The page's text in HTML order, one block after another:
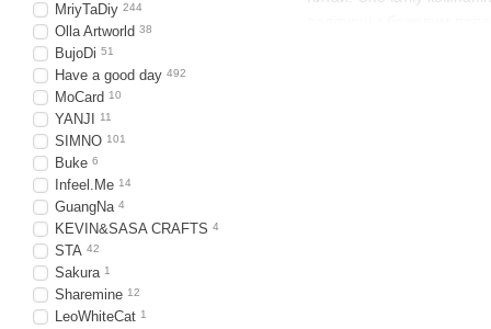
MriyTaDiy 244
Olla Artworld 38
BujoDi 51
Have a good day 492
MoCard 10
YANJI 11
SIMNO 101
Buke 6
Infeel.Me 14
GuangNa 4
KEVIN&SASA CRAFTS 4
STA 42
Sakura 1
Sharemine 12
LeoWhiteCat 1